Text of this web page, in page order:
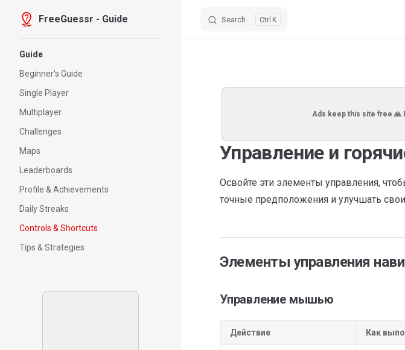
Skip to content
FreeGuessr - Guide Search K
Guide
Beginner’s Guide
Single Player
Multiplayer
Challenges
Maps
Leaderboards
Profile & Achievements
Daily Streaks
Controls & Shortcuts
Tips & Strategies
Ads keep this site free 🙏
Управление и
Освойте эти элементы управления,
точные предположения и улучшать
Элементы управления
Управление мышью
Действие Как